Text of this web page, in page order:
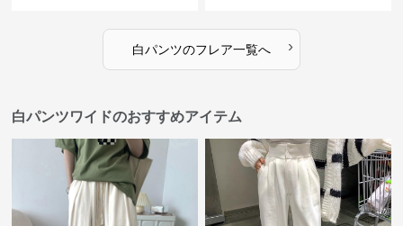
白パンツのフレア一覧へ ›
白パンツワイドのおすすめアイテム